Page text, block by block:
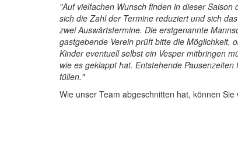
"Auf vielfachen Wunsch finden in dieser
sich die Zahl der Termine reduziert und sich
zwei Auswärtstermine. Die erstgenannte
gastgebende Verein prüft bitte die Möglichkeit,
Kinder eventuell selbst ein Vesper mitbringen
wie es geklappt hat. Entstehende
füllen."
Wie unser Team abgeschnitten hat, können Sie